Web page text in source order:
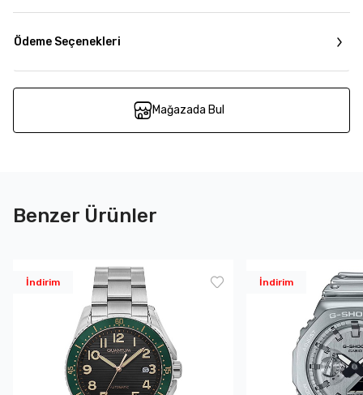
Ödeme Seçenekleri
Mağazada Bul
Benzer Ürünler
İndirim İndirim